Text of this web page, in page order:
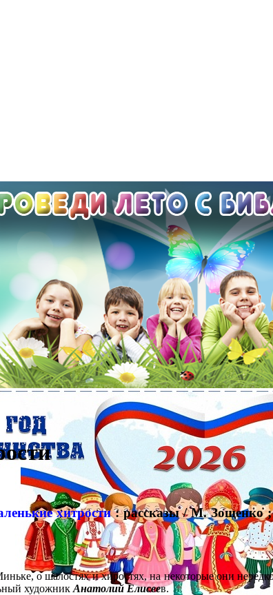
хитрости : рассказы / М. Зощенко
о шалостях и хиростях, на некоторые они
художник Анатолий Елисеев.